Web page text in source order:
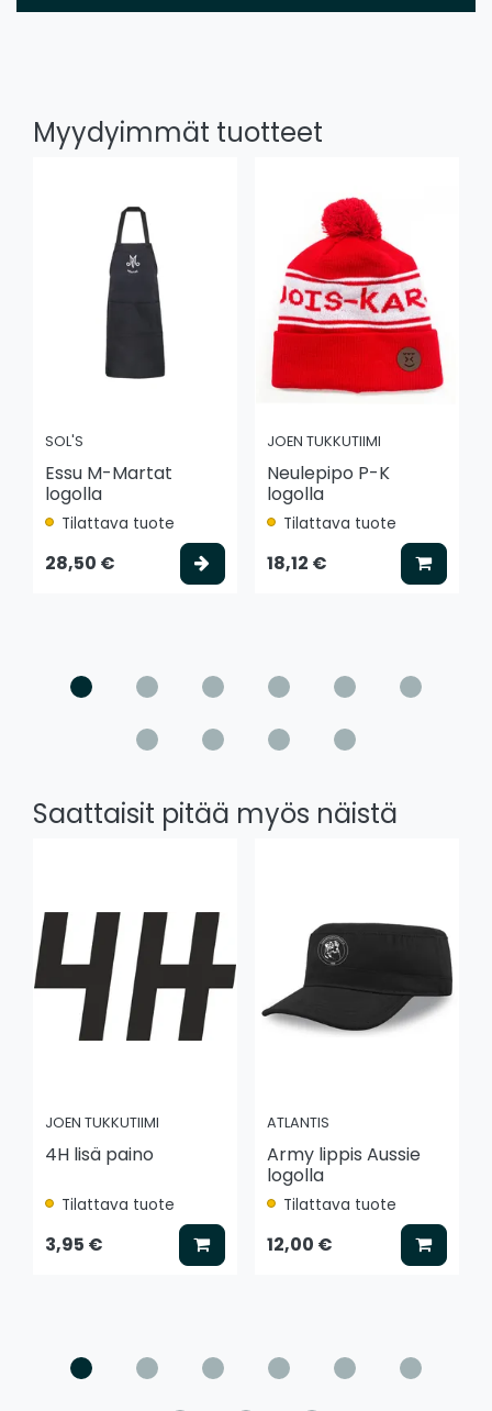
Myydyimmät tuotteet
SOL'S
Essu M-Martat
logolla
Tilattava tuote
28,50 € Valitse vaihtoehto
JOEN TUKKUTIIMI
Neulepipo P-K
logolla
Tilattava tuote
18,12 € Lisää
Saattaisit pitää myös näistä
JOEN TUKKUTIIMI
4H lisä paino
Tilattava tuote
3,95 € Lisää koriin
ATLANTIS
Army lippis Aussie
logolla
Tilattava tuote
12,00 € Lisää